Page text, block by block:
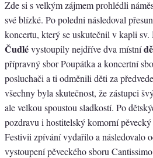
Zde si s velkým zájmem prohlédli
své blízké. Po poledni následoval
koncertu, který se uskutečnil v kapli
Čudlévystoupily nejdříve dva místní
přípravný sbor Poupátka a koncertní
posluchači a ti odměnili děti za
všechny byla skutečnost, že zástupci
ale velkou spoustou sladkostí. Po
pozdravu i hostitelský komorní
Festivii zpívání vydařilo a následovalo
vystoupení pěveckého sboru